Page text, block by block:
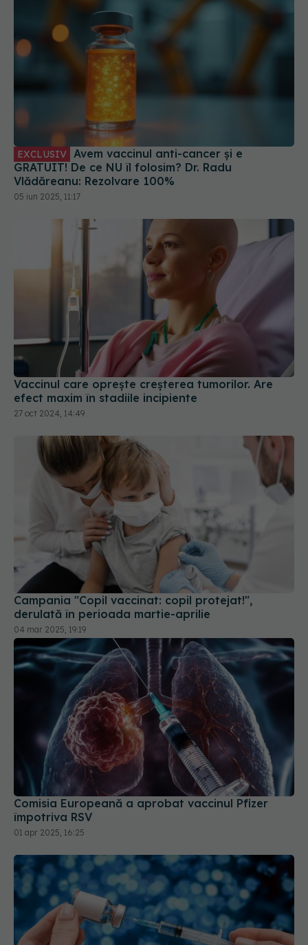
EXCLUSIV
GRATUIT! De ce NU îl folosim? Dr. Radu
Vlădăreanu: Rezolvare 100%
05 iun 2025, 11:17
Vaccinul care oprește creșterea tumorilor. Are
efect maxim în stadiile incipiente
27 oct 2024, 14:49
Campania "Copil vaccinat: copil protejat!",
derulată în perioada martie-aprilie
04 mar 2025, 19:19
Comisia Europeană a aprobat vaccinul Pfizer
împotriva RSV
01 apr 2025, 16:25